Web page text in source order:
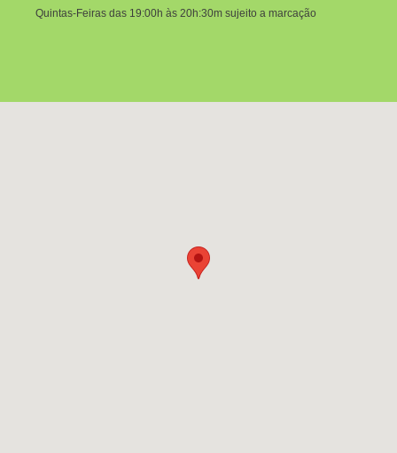
Quintas-Feiras das 19:00h às 20h:30m sujeito a marcação